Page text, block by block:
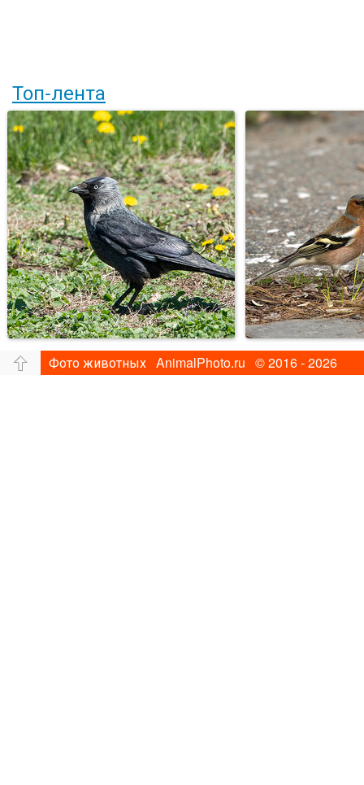
Топ-лента
Фото животных AnimalPhoto.ru © 2016 - 2026